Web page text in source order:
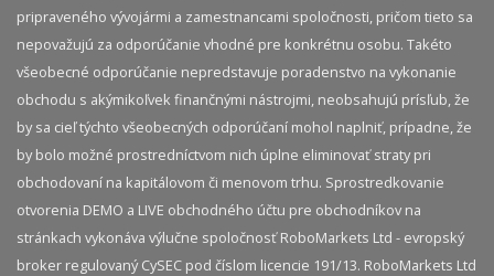
pripraveného vývojármi a zamestnancami spoločnosti, pričom tieto sa
nepovažujú za odporúčanie vhodné pre konkrétnu osobu. Takéto
všeobecné odporúčanie nepredstavuje poradenstvo na vykonanie
obchodu s akýmikoľvek finančnými nástrojmi, neobsahujú prísľub, že
by sa cieľ týchto všeobecných odporúčaní mohol naplniť, prípadne, že
by bolo možné prostredníctvom nich úplne eliminovať straty pri
obchodovaní na kapitálovom či menovom trhu. Sprostredkovanie
otvorenia DEMO a LIVE obchodného účtu pre obchodníkov na
stránkach vykonáva výlučne spoločnosť RoboMarkets Ltd - evropský
broker regulovaný CySEC pod číslom licencie 191/13. RoboMarkets Ltd